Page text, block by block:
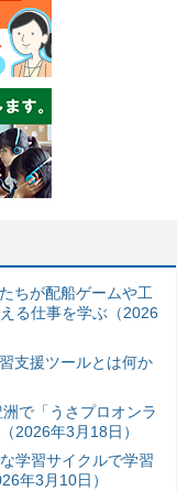
ちが配船ゲームや工
る仕事を学ぶ（2026
支援ツールとは何か
で「うさプロオンラ
2026年3月18日）
学習サイクルで学習
年3月10日）